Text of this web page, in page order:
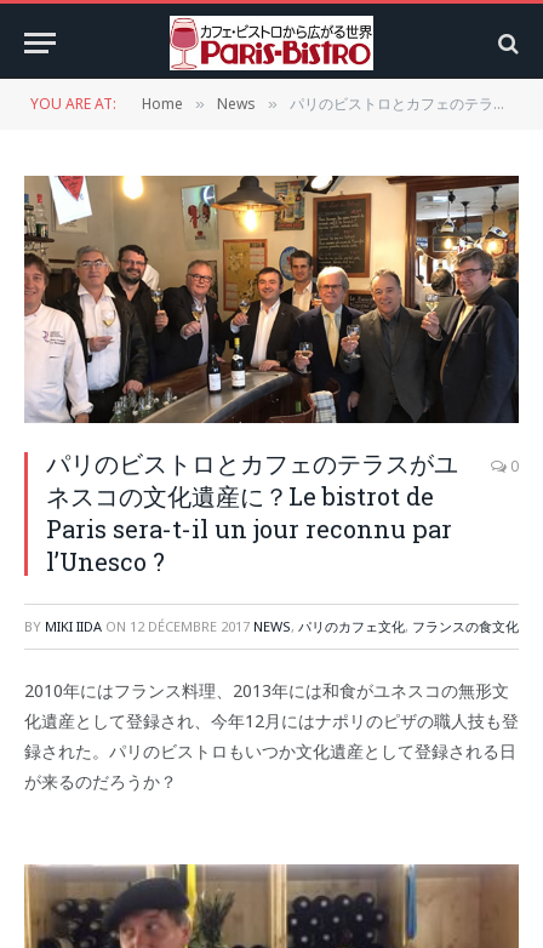
YOU ARE AT: Home » News » パリのビストロとカフェのテラスがユネスコの文化遺産に？Le bistrot de Paris sera-t-il un jour reconnu par l’Unesco ?
パリのビストロとカフェのテラスがユ
ネスコの文化遺産に？Le bistrot de
Paris sera-t-il un jour reconnu par
l’Unesco ?
0
BY MIKI IIDA ON 12 DÉCEMBRE 2017 NEWS, パリのカフェ文化, フランスの食文化
2010年にはフランス料理、2013年には和食がユネスコの無形文
化遺産として登録され、今年12月にはナポリのピザの職人技も登
録された。パリのビストロもいつか文化遺産として登録される日
が来るのだろうか？